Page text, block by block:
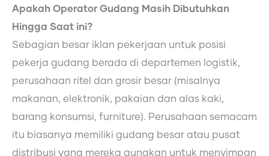
Apakah Operator Gudang Masih Dibutuhkan
Hingga Saat ini?
Sebagian besar iklan pekerjaan untuk posisi
pekerja gudang berada di departemen logistik,
perusahaan ritel dan grosir besar (misalnya
makanan, elektronik, pakaian dan alas kaki,
barang konsumsi, furniture). Perusahaan semacam
itu biasanya memiliki gudang besar atau pusat
distribusi yang mereka gunakan untuk menyimpan